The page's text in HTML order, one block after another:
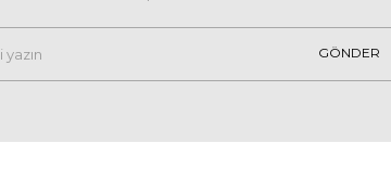
GÖNDER